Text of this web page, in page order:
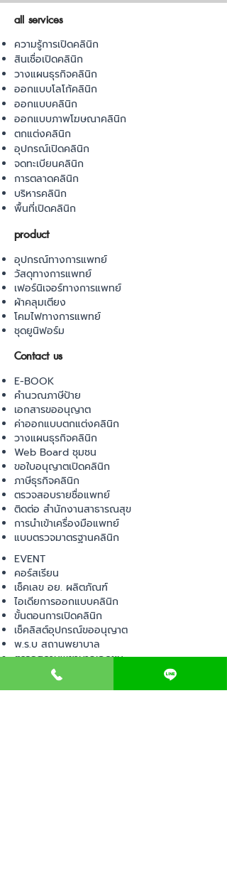
all services
ความรู้การเปิดคลินิก
สินเชื่อเปิดคลินิก
วางแผนธุรกิจคลินิก
ออกแบบโลโก้คลินิก
ออกแบบคลินิก
ออกแบบภาพโฆษณาคลินิก
ตกแต่งคลินิก
อุปกรณ์เปิดคลินิก
จดทะเบียนคลินิก
การตลาดคลินิก
บริหารคลินิก
พื้นที่เปิดคลินิก
product
อุปกรณ์ทางการแพทย์
วัสดุทางการแพทย์
เฟอร์นิเจอร์ทางการแพทย์
ผ้าคลุมเตียง
โคมไฟทางการแพทย์
ชุดยูนิฟอร์ม
Contact us
E-BOOK
คำนวณภาษีป้าย
เอกสารขออนุญาต
ค่าออกแบบตกแต่งคลินิก
วางแผนธุรกิจคลินิก
Web Board ชุมชน
ขอใบอนุญาตเปิดคลินิก
ภาษีธุรกิจคลินิก
ตรวจสอบรายชื่อแพทย์
ติดต่อ สำนักงานสาธารณสุข
การนำเข้าเครื่องมือแพทย์
แบบตรวจมาตรฐานคลินิก
EVENT
คอร์สเรียน
เช็คเลข อย. ผลิตภัณฑ์
ไอเดียการออกแบบคลินิก
ขั้นตอนการเปิดคลินิก
เช็คลิสต์อุปกรณ์ขออนุญาต
พ.ร.บ สถานพยาบาล
ตรวจสถานพยาบาลเอกชน
เปิดหน้าร้านออนไลน์
Contact us